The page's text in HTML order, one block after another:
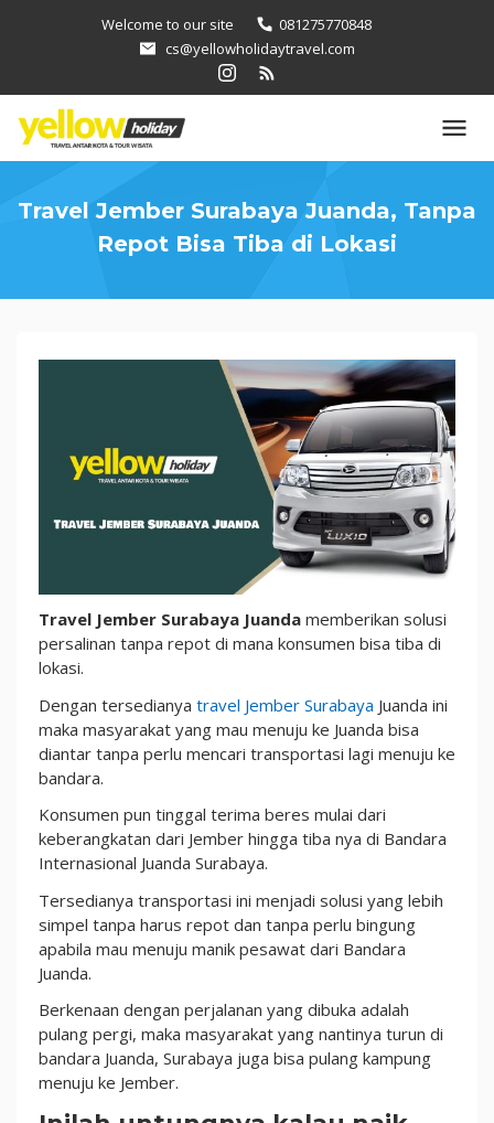
Welcome to our site
081275770848
cs@yellowholidaytravel.com
Travel Jember Surabaya Juanda, Tanpa
Repot Bisa Tiba di Lokasi
Travel
Tanpa
Repot
Tiba
Travel Jember Surabaya Juanda memberikan solusi
persalinan tanpa repot di mana konsumen bisa tiba di
lokasi.
Dengan tersedianya travel Jember Surabaya Juanda ini
maka masyarakat yang mau menuju ke Juanda bisa
diantar tanpa perlu mencari transportasi lagi menuju ke
bandara.
Konsumen pun tinggal terima beres mulai dari
keberangkatan dari Jember hingga tiba nya di Bandara
Internasional Juanda Surabaya.
Tersedianya transportasi ini menjadi solusi yang lebih
simpel tanpa harus repot dan tanpa perlu bingung
apabila mau menuju manik pesawat dari Bandara
Juanda.
Berkenaan dengan perjalanan yang dibuka adalah
pulang pergi, maka masyarakat yang nantinya turun di
bandara Juanda, Surabaya juga bisa pulang kampung
menuju ke Jember.